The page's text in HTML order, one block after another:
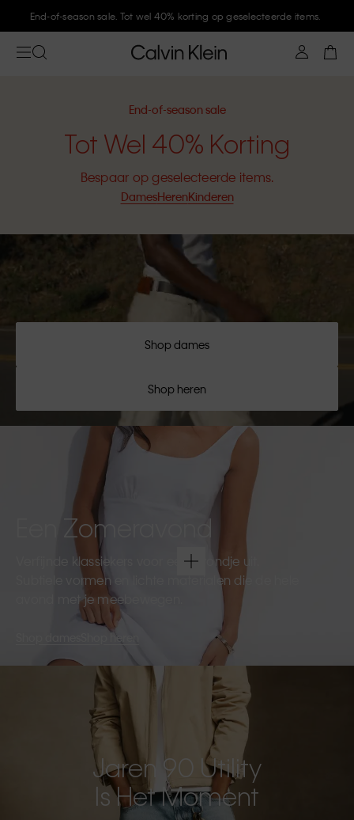
Meld je aan bij Calvin Klein en krijg 10% korting
End-of-season sale
Tot Wel 40% Korting
Bespaar op geselecteerde items.
DamesHerenKinderen
Shop dames
Shop heren
Een Zomeravond
Verfijnde klassiekers voor een avondje uit.
Subtiele vormen en lichte materialen die de hele
avond met je meebewegen.
Shop heren
Jaren 90 Utility
Is Het Moment